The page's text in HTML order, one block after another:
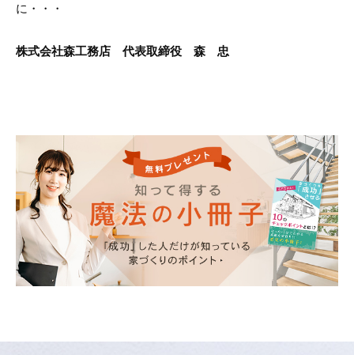
に・・・
株式会社森工務店 代表取締役 森 忠